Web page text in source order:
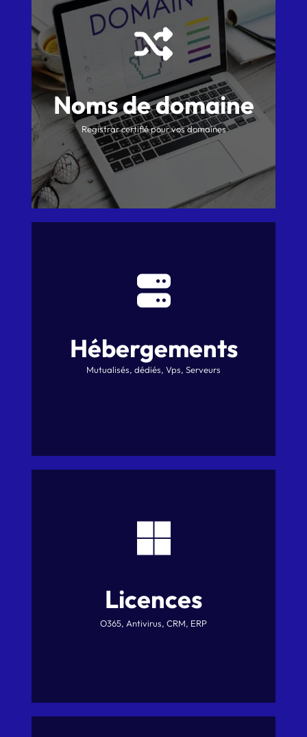
Noms de domaine
Registrar certifié pour vos domaines
Hébergements
Mutualisés, dédiés, Vps, Serveurs
Licences
O365, Antivirus, CRM, ERP